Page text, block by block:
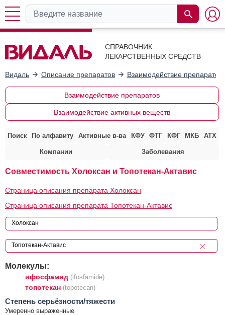
СПРАВОЧНИК
ЛЕКАРСТВЕННЫХ СРЕДСТВ
Видаль Описание препаратов Взаимодействие препаратов
Взаимодействие препаратов
Взаимодействие активных веществ
Поиск По алфавиту Активные в-ва КФУ ФТГ КФГ МКБ АТХ
Компании Заболевания
Совместимость Холоксан и Топотекан-Актавис
Страница описания препарата Холоксан
Страница описания препарата Топотекан-Актавис
Молекулы:
ифосфамид (ifosfamide)
топотекан (topotecan)
Cтепень серьёзности/тяжести
Умеренно выраженные